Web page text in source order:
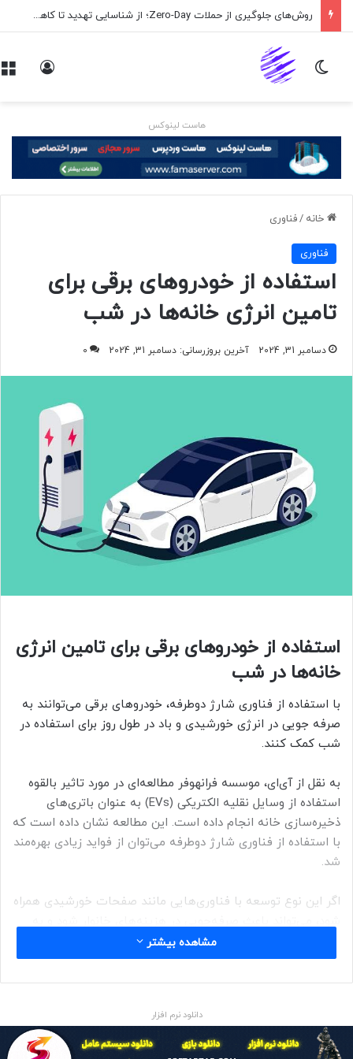
روش‌های جلوگیری از حملات Zero-Day؛ از شناسایی تهدید تا کاهش ریسک
تغییر پوسته
هاست لینوکس
خانه /فناوری
فناوری
استفاده از خودرو‌های برقی برای
تامین انرژی خانه‌ها در شب
دسامبر 31, 2024 آخرین بروزرسانی: دسامبر 31, 2024 0
استفاده از خودرو‌های برقی برای تامین انرژی
خانه‌ها در شب
با استفاده از فناوری شارژ دوطرفه، خودرو‌های برقی می‌توانند به
صرفه جویی در انرژی خورشیدی و باد در طول روز برای استفاده در
شب کمک کنند.
به نقل از آی‌ای، موسسه فرانهوفر مطالعه‌ای در مورد تاثیر بالقوه
استفاده از وسایل نقلیه الکتریکی (EVs) به عنوان باتری‌های
ذخیره‌سازی خانه انجام داده است. این مطالعه نشان داده است که
با استفاده از فناوری شارژ دوطرفه می‌توان از فواید زیادی بهره‌مند
شد.
اگر این نوع توسعه با فناوری‌هایی مانند صفحات خورشیدی همراه
کاهش وابستگی به نیروگاه‌های سنتی به خصوص سوخت‌های
فسیلی کمک کند.
می‌ماند و خودرو به طور موثری در حالت انتظار است.
مشاهده بیشتر
دانلود نرم افزار